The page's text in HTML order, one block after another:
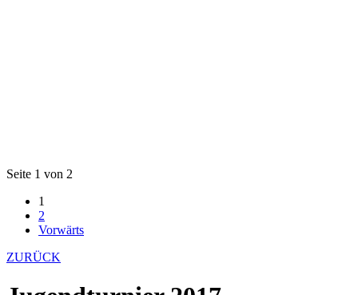
Seite 1 von 2
1
2
Vorwärts
ZURÜCK